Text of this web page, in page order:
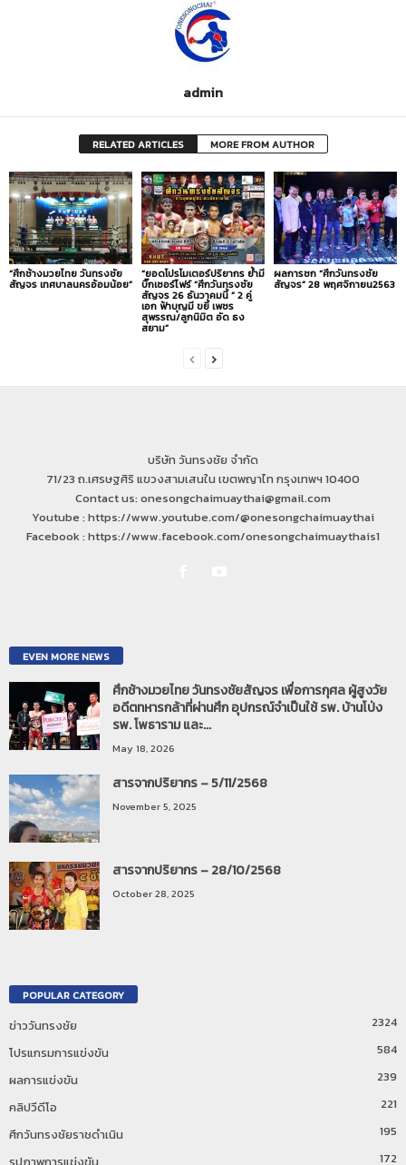
admin
RELATED ARTICLES MORE FROM AUTHOR
“ศึกช้างมวยไทย วันทรงชัย
สัญจร เทศบาลนครอ้อมน้อย”
“ยอดโปรโมเตอร์ปริยากร ย้ำมี
บิ๊กเซอร์ไฟร์ “ศึกวันทรงชัย
สัญจร 26 ธันวาคมนี้ ” 2 คู่
เอก ฟ้าบุญมี ขยี้ เพชร
สุพรรณ/ลูกนิมิต อัด ธง
สยาม”
ผลการชก “ศึกวันทรงชัย
สัญจร” 28 พฤศจิกายน2563
บริษัท วันทรงชัย จำกัด
71/23 ถ.เศรษฐศิริ แขวงสามเสนใน เขตพญาไท กรุงเทพฯ 10400
Contact us: onesongchaimuaythai@gmail.com
Youtube : https://www.youtube.com/@onesongchaimuaythai
Facebook : https://www.facebook.com/onesongchaimuaythais1
EVEN MORE NEWS
ศึกช้างมวยไทย วันทรงชัยสัญจร เพื่อการกุศล ผู้สูงวัย
อดีตทหารกล้าที่ผ่านศึก อุปกรณ์จำเป็นใช้ รพ. บ้านโป่ง
รพ. โพธาราม และ...
May 18, 2026
สารจากปริยากร – 5/11/2568
November 5, 2025
สารจากปริยากร – 28/10/2568
October 28, 2025
POPULAR CATEGORY
ข่าววันทรงชัย
2324
โปรแกรมการแข่งขัน
584
ผลการแข่งขัน
239
คลิปวีดีโอ
221
ศึกวันทรงชัยราชดำเนิน
195
รูปภาพการแข่งขัน
172